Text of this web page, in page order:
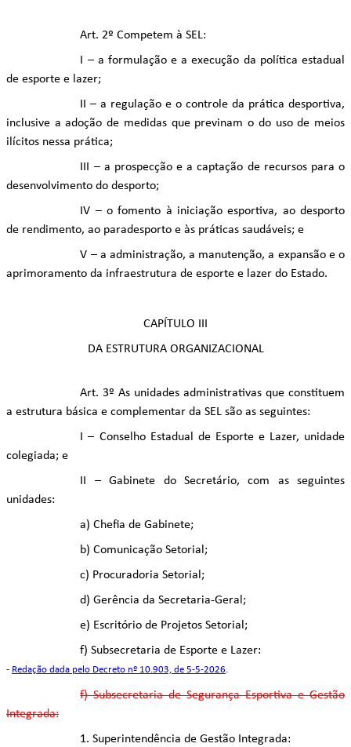
Art. 2º Competem à SEL:
I – a formulação e a execução da política estadual
de esporte e lazer;
II – a regulação e o controle da prática desportiva,
inclusive a adoção de medidas que previnam o do uso de meios
ilícitos nessa prática;
III – a prospecção e a captação de recursos para o
desenvolvimento do desporto;
IV – o fomento à iniciação esportiva, ao desporto
de rendimento, ao paradesporto e às práticas saudáveis; e
V – a administração, a manutenção, a expansão e o
aprimoramento da infraestrutura de esporte e lazer do Estado.
CAPÍTULO III
DA ESTRUTURA ORGANIZACIONAL
Art. 3º As unidades administrativas que constituem
a estrutura básica e complementar da SEL são as seguintes:
I – Conselho Estadual de Esporte e Lazer, unidade
colegiada; e
II – Gabinete do Secretário, com as seguintes
unidades:
a) Chefia de Gabinete;
b) Comunicação Setorial;
c) Procuradoria Setorial;
d) Gerência da Secretaria-Geral;
e) Escritório de Projetos Setorial;
f) Subsecretaria de Esporte e Lazer:
- Redação dada pelo Decreto nº 10.903, de 5-5-2026.
f) Subsecretaria de Segurança Esportiva e Gestão
Integrada:
1. Superintendência de Gestão Integrada: